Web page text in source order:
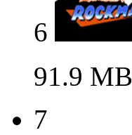
6
91.9 MB
7